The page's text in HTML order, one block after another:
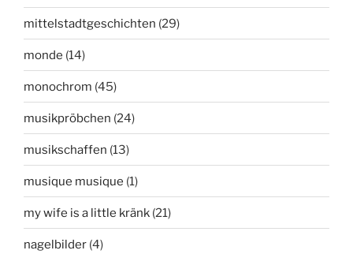
mittelstadtgeschichten (29)
monde (14)
monochrom (45)
musikpröbchen (24)
musikschaffen (13)
musique musique (1)
my wife is a little kränk (21)
nagelbilder (4)